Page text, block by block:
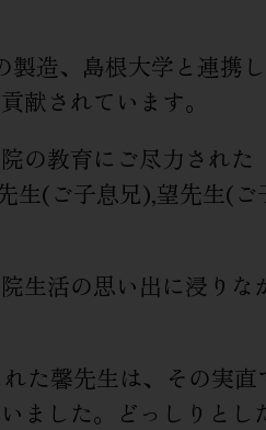
造、島根大学と連携
献されています。
の教育にご尽力された
生(ご子息兄),望先生(ご
生活の思い出に浸りな
た馨先生は、その実
ました。どっしりとし